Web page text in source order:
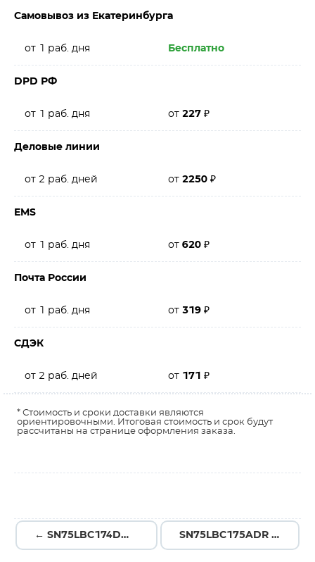
Самовывоз из Екатеринбурга
от 1 раб. дня Бесплатно
DPD РФ
от 1 раб. дня от 227 ₽
Деловые линии
от 2 раб. дней от 2250 ₽
EMS
от 1 раб. дня от 620 ₽
Почта России
от 1 раб. дня от 319 ₽
СДЭК
от 2 раб. дней от 171 ₽
* Стоимость и сроки доставки являются
ориентировочными. Итоговая стоимость и срок будут
рассчитаны на странице оформления заказа.
← SN75LBC174DWR SN75LBC175ADR →